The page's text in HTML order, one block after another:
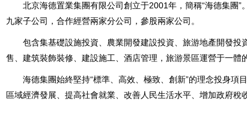
北京海德置業集團有限公司創立于2001年，簡稱“海德集團
九家子公司，合作經營兩家分公司，參股兩家公司。
包含集基礎設施投資、農業開發建設投資、旅游地產開發投
售、建筑裝飾裝修、建設施工、酒店管理，旅游景區運營于一體
海德集團始終堅持“標準、高效、極致、創新”的理念投身項
區域經濟發展、提高社會就業、改善人民生活水平、增加政府稅收